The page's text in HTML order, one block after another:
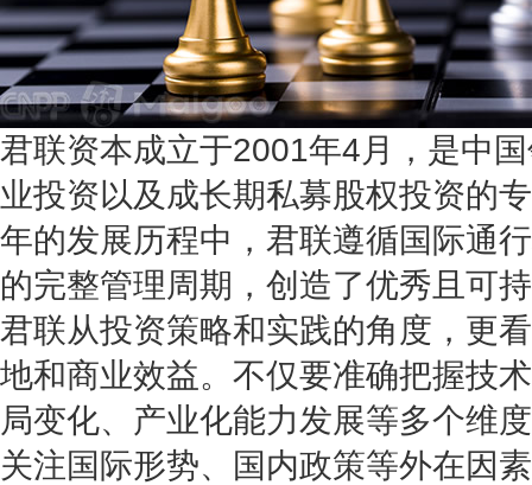
君联资本成立于2001年4月，是中
业投资以及成长期私募股权投资的
年的发展历程中，君联遵循国际通
的完整管理周期，创造了优秀且可
君联从投资策略和实践的角度，更
地和商业效益。不仅要准确把握技
局变化、产业化能力发展等多个维
关注国际形势、国内政策等外在因